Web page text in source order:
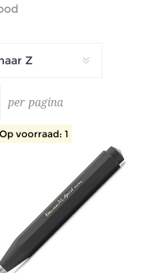
per pagina
Op voorraad: 1